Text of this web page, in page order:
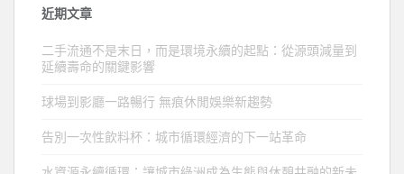
近期文章
二手流通不是末日，而是環境永續的起點：從源頭減量到
延續壽命的關鍵影響
球場到影廳一路暢行 無痕休閒娛樂新趨勢
告別一次性飲料杯：城市循環經濟的下一站革命